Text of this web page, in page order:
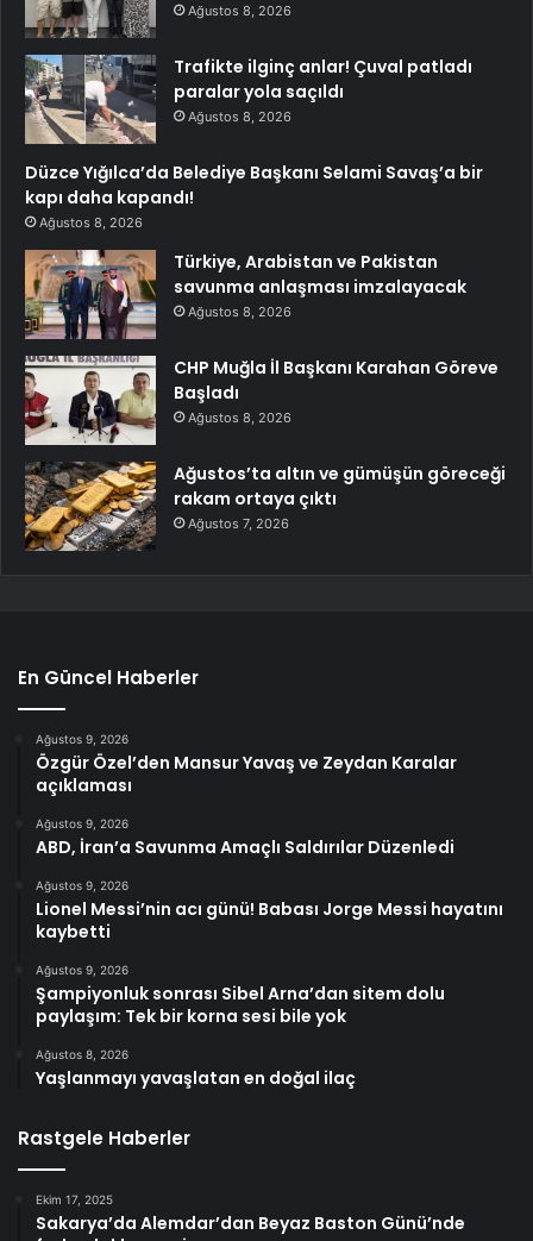
Ağustos 8, 2026
Trafikte ilginç anlar! Çuval patladı
paralar yola saçıldı
Ağustos 8, 2026
Düzce Yığılca’da Belediye Başkanı Selami Savaş’a bir
kapı daha kapandı!
Ağustos 8, 2026
Türkiye, Arabistan ve Pakistan
savunma anlaşması imzalayacak
Ağustos 8, 2026
CHP Muğla İl Başkanı Karahan Göreve
Başladı
Ağustos 8, 2026
Ağustos’ta altın ve gümüşün göreceği
rakam ortaya çıktı
Ağustos 7, 2026
En Güncel Haberler
Ağustos 9, 2026
Özgür Özel’den Mansur Yavaş ve Zeydan Karalar
açıklaması
Ağustos 9, 2026
ABD, İran’a Savunma Amaçlı Saldırılar Düzenledi
Ağustos 9, 2026
Lionel Messi’nin acı günü! Babası Jorge Messi hayatını
kaybetti
Ağustos 9, 2026
Şampiyonluk sonrası Sibel Arna’dan sitem dolu
paylaşım: Tek bir korna sesi bile yok
Ağustos 8, 2026
Yaşlanmayı yavaşlatan en doğal ilaç
Rastgele Haberler
Ekim 17, 2025
Sakarya’da Alemdar’dan Beyaz Baston Günü’nde